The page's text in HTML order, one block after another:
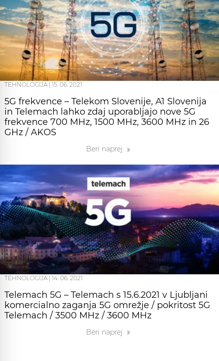
TEHNOLOGIJA 15. 06. 2021
5G frekvence – Telekom Slovenije, A1 Slovenija
in Telemach lahko zdaj uporabljajo nove 5G
frekvence 700 MHz, 1500 MHz, 3600 MHz in 26
GHz / AKOS
Beri naprej
TEHNOLOGIJA 14. 06. 2021
Telemach 5G – Telemach s 15.6.2021 v Ljubljani
komercialno zaganja 5G omrežje / pokritost 5G
Telemach / 3500 MHz / 3600 MHz
Beri naprej